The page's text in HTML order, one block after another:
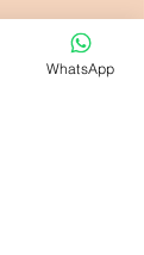
WhatsApp